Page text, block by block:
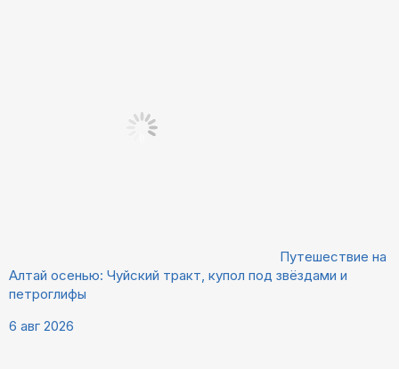
Путешествие на
Алтай осенью: Чуйский тракт, купол под звёздами и
петроглифы
6 авг 2026